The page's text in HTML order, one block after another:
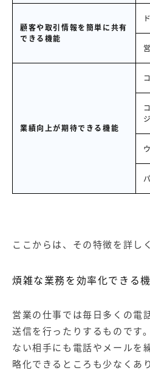
顧客や取引情報を簡単に共有
できる機能
業績向上が期待できる機能
ここからは、その特徴を詳し
煩雑な業務を効率化できる
営業の仕事では毎日多くの電
送信を行ったりするものです
ない相手にも電話やメールを
略化できるところも少なくあ